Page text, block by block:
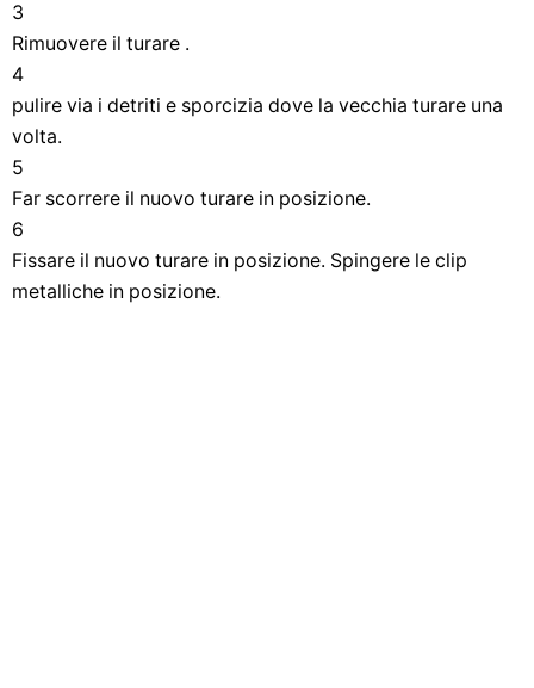
3
Rimuovere il turare .
4
pulire via i detriti e sporcizia dove la vecchia turare una
volta.
5
Far scorrere il nuovo turare in posizione.
6
Fissare il nuovo turare in posizione. Spingere le clip
metalliche in posizione.